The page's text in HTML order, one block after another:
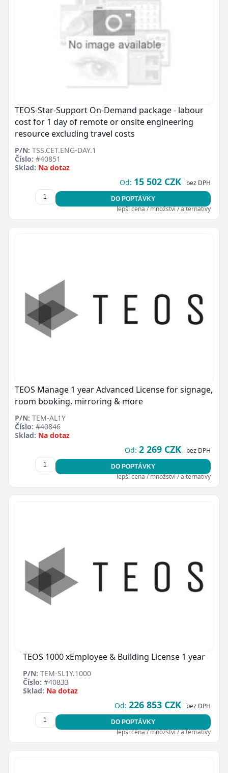
TEOS-Star-Support On-Demand package - labour
cost for 1 day of remote or onsite engineering
resource excluding travel costs
P/N: TSS.CET.ENG-DAY.1
Číslo: #40851
Sklad: Na dotaz
Od: 15 502 CZK bez DPH
DO POPTÁVKY
lepší cena / množství / alternativy
TEOS Manage 1 year Advanced License for signage,
room booking, mirroring & more
P/N: TEM-AL1Y
Číslo: #40846
Sklad: Na dotaz
Od: 2 269 CZK bez DPH
DO POPTÁVKY
lepší cena / množství / alternativy
TEOS 1000 xEmployee & Building License 1 year
P/N: TEM-SL1Y.1000
Číslo: #40833
Sklad: Na dotaz
Od: 226 853 CZK bez DPH
DO POPTÁVKY
lepší cena / množství / alternativy